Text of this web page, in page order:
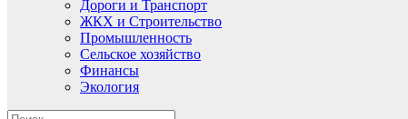
Дороги и Транспорт
ЖКХ и Строительство
Промышленность
Сельское хозяйство
Финансы
Экология